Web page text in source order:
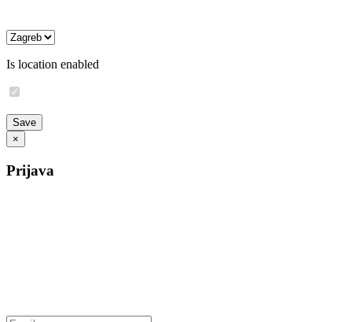
Is location enabled
×
Prijava